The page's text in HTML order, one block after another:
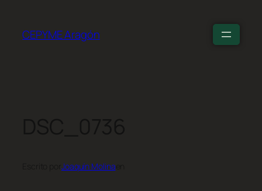
CEPYME Aragón
Joaquín Molina